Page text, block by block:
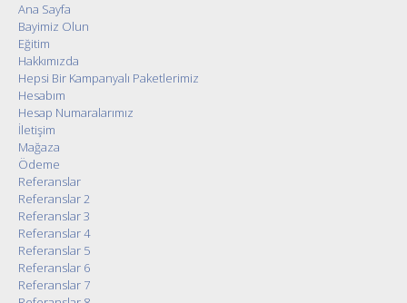
Ana Sayfa
Bayimiz Olun
Eğitim
Hakkımızda
Hepsi Bir Kampanyalı Paketlerimiz
Hesabım
Hesap Numaralarımız
İletişim
Mağaza
Ödeme
Referanslar
Referanslar 2
Referanslar 3
Referanslar 4
Referanslar 5
Referanslar 6
Referanslar 7